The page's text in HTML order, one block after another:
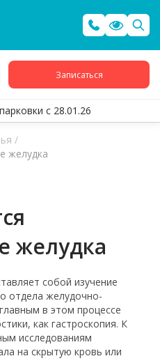
Записаться
с 28.01.26
/
желудка
желудка
собой изучение
отдела желудочно-
в этом процессе
как гастроскопия. К
исследованиям
на скрытую кровь или